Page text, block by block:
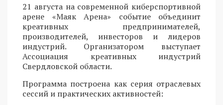
21 августа на современной киберспортивной
арене «Маяк Арена» событие объединит
креативных предпринимателей,
производителей, инвесторов и лидеров
индустрий. Организатором выступает
Ассоциация креативных индустрий
Свердловской области.
Программа построена как серия отраслевых
сессий и практических активностей: